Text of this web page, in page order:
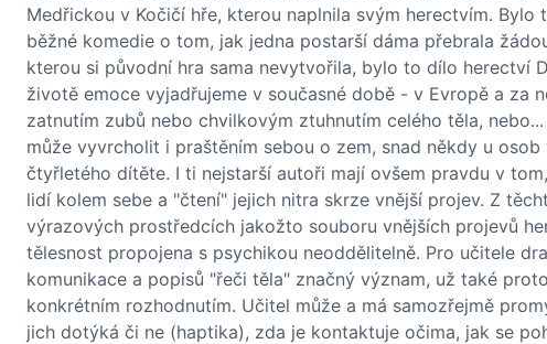
Medřickou v Kočičí hře, kterou naplnila svým herectvím.
běžné komedie o tom, jak jedna postarší dáma přebrala
kterou si původní hra sama nevytvořila, bylo to dílo herectví
životě emoce vyjadřujeme v současné době - v Evropě a
zatnutím zubů nebo chvilkovým ztuhnutím celého těla,
může vyvrcholit i praštěním sebou o zem, snad někdy u
čtyřletého dítěte. I ti nejstarší autoři mají ovšem pravdu v
lidí kolem sebe a "čtení" jejich nitra skrze vnější projev. Z
výrazových prostředcích jakožto souboru vnějších projevů
tělesnost propojena s psychikou neoddělitelně. Pro učitele
komunikace a popisů "řeči těla" značný význam, už také
konkrétním rozhodnutím. Učitel může a má samozřejmě
jich dotýká či ne (haptika), zda je kontaktuje očima, jak se